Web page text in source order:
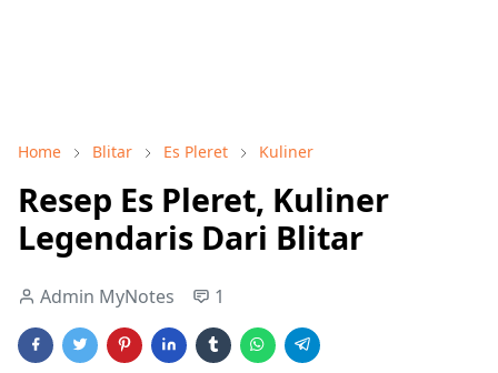
Home Blitar Es Pleret Kuliner
Resep Es Pleret, Kuliner
Legendaris Dari Blitar
Admin MyNotes 1